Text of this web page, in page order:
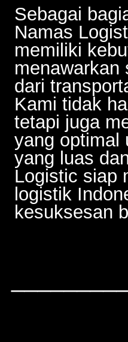
Sebagai
Namas
memiliki
menawarkan
dari
Kami tidak
tetapi juga
yang optimal
yang luas
Logistic siap
logistik
kesuksesan